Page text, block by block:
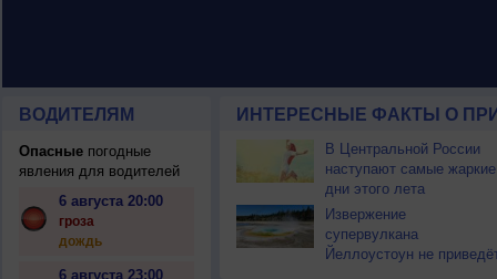
ВОДИТЕЛЯМ
Опасныепогодные
явления для водителей
6 августа 20:00
гроза
дождь
6 августа 23:00
ИНТЕРЕСНЫЕ ФАКТЫ О
В Центральной России
наступают самые жаркие
дни этого лета
Извержение
супервулкана
Йеллоустоун не